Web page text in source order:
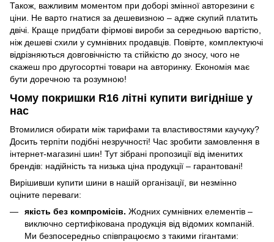
Також, важливим моментом при доборі змінної авторезини є
ціни. Не варто гнатися за дешевизною – адже скупий платить
двічі. Краще придбати фірмові вироби за середньою вартістю,
ніж дешеві схили у сумнівних продавців. Повірте, комплектуючі
відрізняються довговічністю та стійкістю до зносу, чого не
скажеш про другосортні товари на авторинку. Економія має
бути доречною та розумною!
Чому покришки R16 літні купити вигідніше у
нас
Втомилися обирати між тарифами та властивостями каучуку?
Досить терпіти подібні незручності! Час зробити замовлення в
інтернет-магазині шин! Тут зібрані пропозиції від іменитих
брендів: надійність та низька ціна продукції – гарантовані!
Вирішивши купити шини в нашій організації, ви незмінно
оціните переваги:
якість без компромісів. Жодних сумнівних елементів –
виключно сертифікована продукція від відомих компаній.
Ми безпосередньо співпрацюємо з такими гігантами: